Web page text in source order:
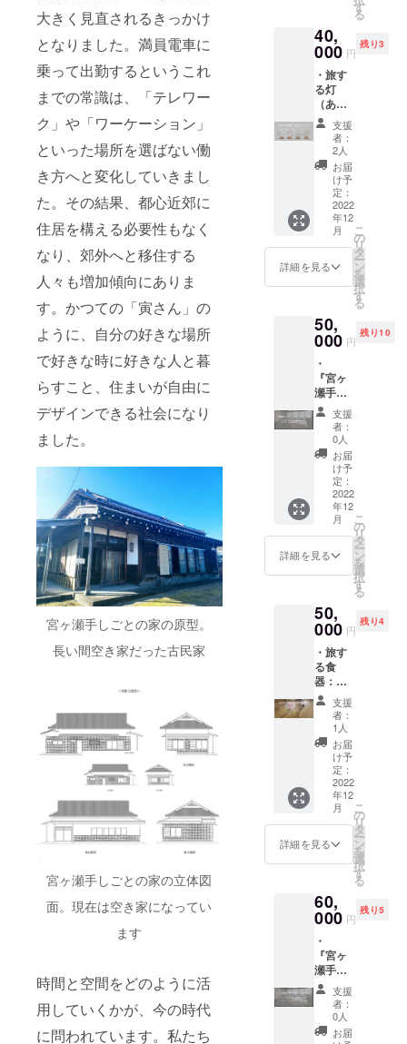
大きく見直されるきっかけ
となりました。満員電車に
乗って出勤するというこれ
までの常識は、「テレワー
ク」や「ワーケーション」
といった場所を選ばない働
き方へと変化していきまし
た。その結果、都心近郊に
住居を構える必要性もなく
なり、郊外へと移住する
人々も増加傾向にありま
す。かつての「寅さん」の
ように、自分の好きな場所
で好きな時に好きな人と暮
らすこと、住まいが自由に
デザインできる社会になり
ました。
宮ヶ瀬手しごとの家の原型。
長い間空き家だった古民家
宮ヶ瀬手しごとの家の立体図
面。現在は空き家になってい
ます
時間と空間をどのように活
用していくかが、今の時代
に問われています。私たち
と）さ
んプロ
フィー
ル 中学
校卒業
後１５
歳で単
身青森
県弘前
市に渡
り、津
軽三味
線奏者
「山田
千里(や
まだち
さと)」
の内弟
子とし
間修
業。山
田千里
流師範
とな
る。毎
年青森
県弘前
市でお
こなわ
れる津
軽三味
線世界
大会で
はＡ級
個人戦
３連覇
を達成
し殿堂
また津
軽民謡
の伝統
的な唄
付けの
技術を
競い合
う「唄
付け伴
奏部
門」で
３回の
優勝を
獲得。
海外計
３８の
国と地
にわた
り「南
中ソー
ラン」
など現
代風に
アレン
ジした
民謡を
演奏す
におい
もしま
せん。
灯火に
集中で
き、瞑
想やマ
インド
フルネ
スと
いった
概念に
も適し
ている
ことか
らも注
目され
ていま
す。
（神奈
川県愛
甲郡清
川村
宮ヶ瀬
971-
20） ＊
限定40
通費は
自己負
担でお
願いし
ます。
フィー
ル（西
さん）
九州生
まれ九
州育
ち。子
どもの
頃から
自然の
中で遊
ぶこと
が好
き。環
境団体
へ就職
のため
上京す
る。仕
事やプ
ライ
の人間
関係や
将来に
悩んで
いた30
歳のと
きに登
山をは
じめ夢
中にな
り、登
山を通
して自
己成長
する中
で2015
年に
「エベ
レスト
する」
という
夢が見
つか
る。
2017年
に
『チー
ムセブ
ンサ
す。 ・
名称：
ポーク
ソー
セージ
（ウイ
ン
ナー）
・原材
料名：
豚肉
（清川
産）、
食塩、
め、香
辛料、
母エキ
ス ・内
100g ・
保存方
法：要
冷凍
（ー
18℃以
下） ・
添加物
表示：
加工で
んぷ
（Na）
、調味
ミノ酸
等）、
酸化防
止剤
（ビタ
ミン
C）、発
色剤
（亜硝
酸Na）
・アレ
ルギー
表示：
豚肉、
乳成分
・賞味/
消費期
限：裏
面中央
主原料
の原産
地：日
本
プニン
グパー
は11月3
日
（木・
祝）の
午後開
催を予
定して
いま
す。
＊場
所
宮ヶ瀬
との家
（神奈
川村
宮ヶ瀬
20） ＊
限定20
人 ＊交
通費は
自己負
担でお
願いし
ます。
清川村
特産の
ソー
セージ
飲食も
提供し
欄に掲
載を希
望され
るお名
前をご
記入く
ださ
い。 可
愛らし
いこじ
んまり
とした
個室で
すが、
専用の
デスク
＆チェ
クにも
最適な
す。共
有ス
ペース
のコリ
ビング
でのテ
レワー
クも可
能なの
と、イ
ベント
や貸し
約が
入って
の離れ
のコ
ワーキ
ングス
ペース
も利用
できま
す。住
み込み
管理人
との交
流を通
して、
宮ヶ瀬
エリア
清川村
のご案
す。
『宮ヶ
ごとの
家』か
ら徒歩1
分の立
地に
宮ヶ瀬
湖があ
覧に
ニック
ネーム
を記載
掲載
期間
（ホー
ムペー
ジ内に
恒久的
に掲載
しま
す）
掲載方
法（文
字の
み） ※
欄に掲
載を希
望され
るお名
前をご
記入く
ださ
い。 可
愛らし
いこじ
んまり
とした
個室で
すが、
専用の
デスク
＆チェ
クにも
最適な
す。共
有ス
ペース
のコリ
ビング
でのテ
レワー
クも可
能なの
と、イ
ベント
や貸し
約が
入って
の離れ
のコ
ングス
ペース
も利用
できま
す。住
み込み
管理人
す
る
40,
000 円
残り3
・旅す
る灯
（あか
り）：
愛らし
い旅マ
スコッ
トキャ
ラが和
紙に描
かれた
ポータ
ブルラ
イト ・
『宮ヶ
瀬手し
家」2泊
3日宿泊
券（1名
様） ・
運営会
社（株
式会社
さとく
らし）
の公式
サイト
上の支
援者一
覧に
ニック
ネーム
を記載
ムペー
ジ内に
恒久的
に掲載
しま
す）
掲載方
法（文
字の
み） ※
支援
時、必
ず備考
欄に掲
載を希
望され
るお名
い。 国
の伝統
品に指
定され
ている
「八女
提灯」
の制作
をして
支援
者：
2人
お届
け予
定：
2022
年12
月
詳細を見る
こ
の
リ
タ
ー
ン
を
選
択
す
る
50,
000 円
残り10
・
『宮ヶ
瀬手し
ごとの
家」1週
間宿泊
券（2名
様） ・
運営会
社（株
式会社
さとく
らし）
の公式
サイト
上の支
覧に
ニック
ネーム
を記載
掲載
期間
（ホー
ムペー
ジ内に
恒久的
に掲載
しま
す）
掲載方
法（文
字の
み） ※
欄に掲
載を希
望され
るお名
前をご
記入く
ださ
い。 2
名様用
の少し
支援
者：
0人
お届
け予
定：
2022
年12
月
詳細を見る
こ
の
リ
タ
ー
ン
を
選
択
す
る
50,
000 円
残り4
・旅す
る食
器：箸
とス
プーン
フォー
クと木
筒（お
猪口＆
花器）
が一体
となっ
たセッ
ト ・
『宮ヶ
ごとの
家」2泊
3日宿泊
券（1名
様） ・
運営会
社（株
式会社
さとく
らし）
支援
者：
1人
お届
け予
定：
2022
年12
月
詳細を見る
こ
の
リ
タ
ー
ン
を
選
択
す
る
60,
000 円
残り5
・
『宮ヶ
瀬手し
ごとの
家」2週
間宿泊
券（1名
支援
者：
0人
お届